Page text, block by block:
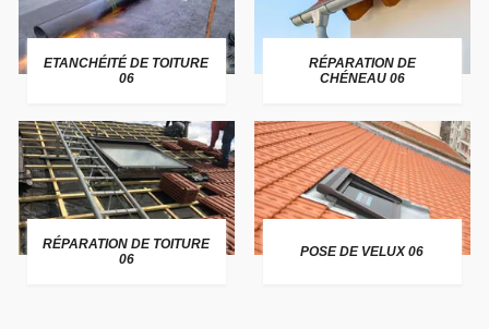
ETANCHÉITÉ DE TOITURE
06
RÉPARATION DE
CHÉNEAU 06
RÉPARATION DE TOITURE
06
POSE DE VELUX 06